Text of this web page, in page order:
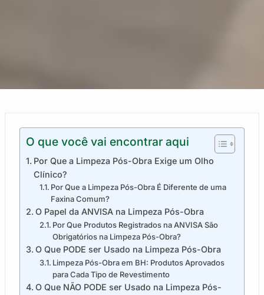
O que você vai encontrar aqui
Por Que a Limpeza Pós-Obra Exige um Olho
Clínico?
Por Que a Limpeza Pós-Obra É Diferente de uma
Faxina Comum?
O Papel da ANVISA na Limpeza Pós-Obra
Por Que Produtos Registrados na ANVISA São
Obrigatórios na Limpeza Pós-Obra?
O Que PODE ser Usado na Limpeza Pós-Obra
Limpeza Pós-Obra em BH: Produtos Aprovados
para Cada Tipo de Revestimento
O Que NÃO PODE ser Usado na Limpeza Pós-